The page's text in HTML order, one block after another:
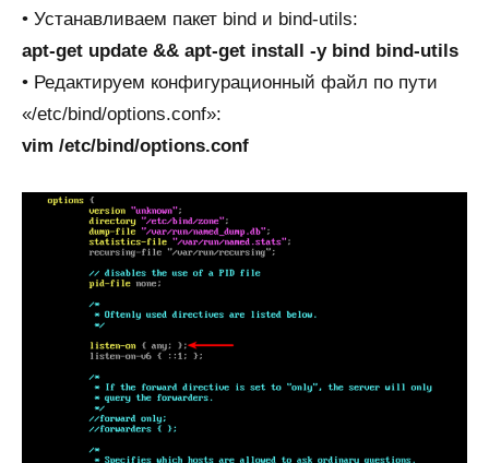
• Устанавливаем пакет bind и bind-utils:
apt-get update && apt-get install -y bind bind-utils
• Редактируем конфигурационный файл по пути
«/etc/bind/options.conf»:
vim /etc/bind/options.conf